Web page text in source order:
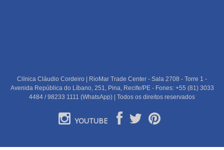
Clínica Cláudio Cordeiro | RioMar Trade Center - Sala 2708 - Torre 1 -
Avenida República do Líbano, 251, Pina, Recife/PE - Fones: +55 (81) 3033
4484 / 98233 1111 (WhatsApp) | Todos os direitos reservados
YOUTUBE